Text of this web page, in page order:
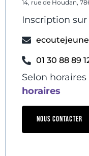
14, rue de Houdan,
Inscription sur
01 30 88 89
Selon horaires
horaires
NOUS CONTACTER